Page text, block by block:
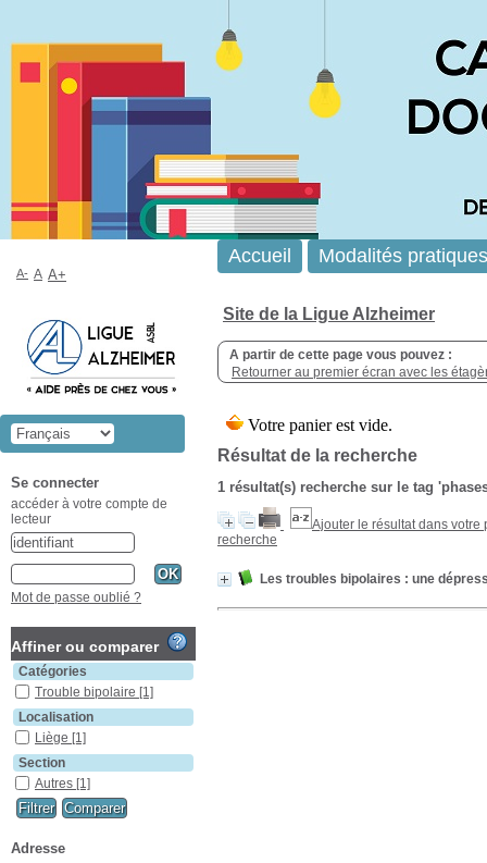
Site de la Ligue Alzheimer
A partir de cette page vous pouvez :
Retourner au premier écran avec les
Résultat de la recherche
1 résultat(s) recherche sur le tag
Ajouter le résultat dans votre
recherche
Les troubles bipolaires : une
Accueil Modalités pratiques
A- A A+
Se connecter
accéder à votre compte de
lecteur
Mot de passe oublié ?
Affiner ou comparer
Catégories
Trouble bipolaire [1]
Localisation
Liège [1]
Section
Autres [1]
Adresse